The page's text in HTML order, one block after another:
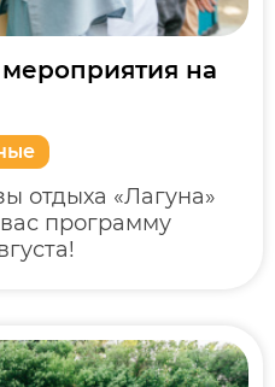
на
отдыха «Лагуна»
программу